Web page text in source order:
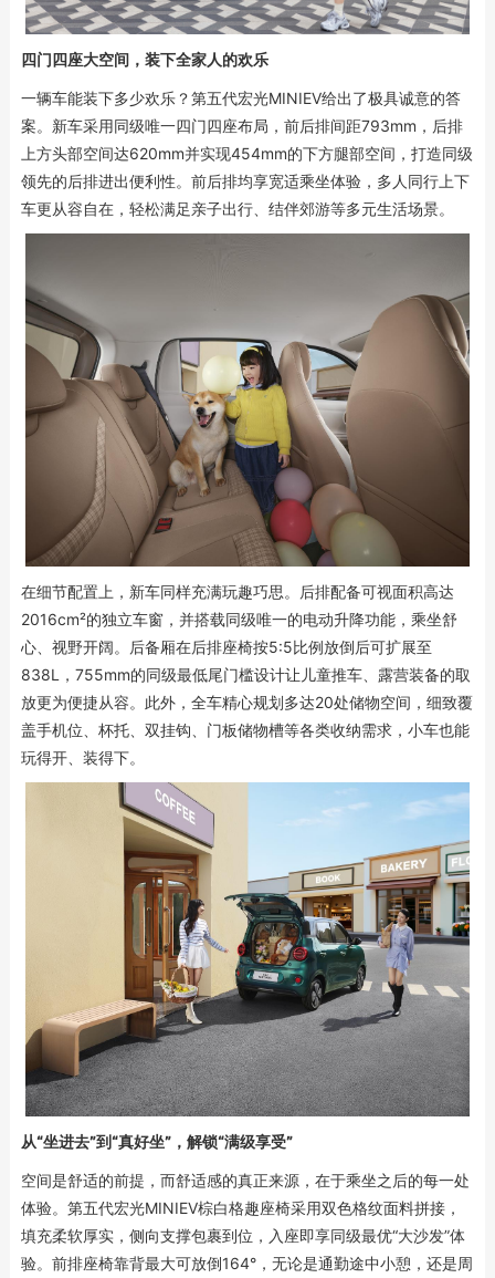
四门四座大空间，装下全家人的欢乐
一辆车能装下多少欢乐？第五代宏光MINIEV给出了极具诚意的答
案。新车采用同级唯一四门四座布局，前后排间距793mm，后排
上方头部空间达620mm并实现454mm的下方腿部空间，打造同级
领先的后排进出便利性。前后排均享宽适乘坐体验，多人同行上下
车更从容自在，轻松满足亲子出行、结伴郊游等多元生活场景。
在细节配置上，新车同样充满玩趣巧思。后排配备可视面积高达
2016cm²的独立车窗，并搭载同级唯一的电动升降功能，乘坐舒
心、视野开阔。后备厢在后排座椅按5:5比例放倒后可扩展至
838L，755mm的同级最低尾门槛设计让儿童推车、露营装备的取
放更为便捷从容。此外，全车精心规划多达20处储物空间，细致覆
盖手机位、杯托、双挂钩、门板储物槽等各类收纳需求，小车也能
玩得开、装得下。
从“坐进去”到“真好坐”，解锁“满级享受”
空间是舒适的前提，而舒适感的真正来源，在于乘坐之后的每一处
体验。第五代宏光MINIEV棕白格趣座椅采用双色格纹面料拼接，
填充柔软厚实，侧向支撑包裹到位，入座即享同级最优“大沙发”体
验。前排座椅靠背最大可放倒164°，无论是通勤途中小憩，还是周